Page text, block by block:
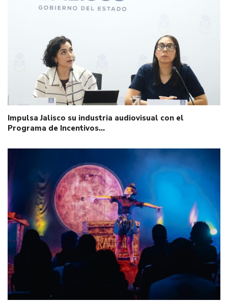
Impulsa Jalisco su industria audiovisual con el
Programa de Incentivos…